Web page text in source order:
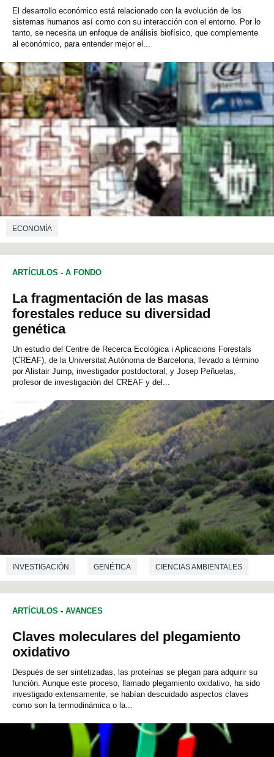
El desarrollo económico está relacionado con la evolución de los
sistemas humanos así como con su interacción con el entorno. Por lo
tanto, se necesita un enfoque de análisis biofísico, que complemente
al económico, para entender mejor el...
ECONOMÍA
ARTÍCULOS - A FONDO
La fragmentación de las masas
forestales reduce su diversidad
genética
Un estudio del Centre de Recerca Ecològica i Aplicacions Forestals
(CREAF), de la Universitat Autònoma de Barcelona, llevado a término
por Alistair Jump, investigador postdoctoral, y Josep Peñuelas,
profesor de investigación del CREAF y del...
INVESTIGACIÓN GENÉTICA CIENCIAS AMBIENTALES
ECOLOGÍA
ARTÍCULOS - AVANCES
Claves moleculares del plegamiento
oxidativo
Después de ser sintetizadas, las proteínas se plegan para adquirir su
función. Aunque este proceso, llamado plegamiento oxidativo, ha sido
investigado extensamente, se habían descuidado aspectos claves
como son la termodinámica o la...